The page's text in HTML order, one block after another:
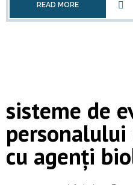
READ MORE
sisteme de
cu agenți